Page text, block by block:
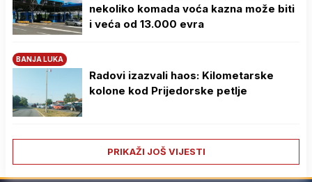
nekoliko komada voća kazna može biti
i veća od 13.000 evra
BANJA LUKA
Radovi izazvali haos: Kilometarske
kolone kod Prijedorske petlje
PRIKAŽI JOŠ VIJESTI